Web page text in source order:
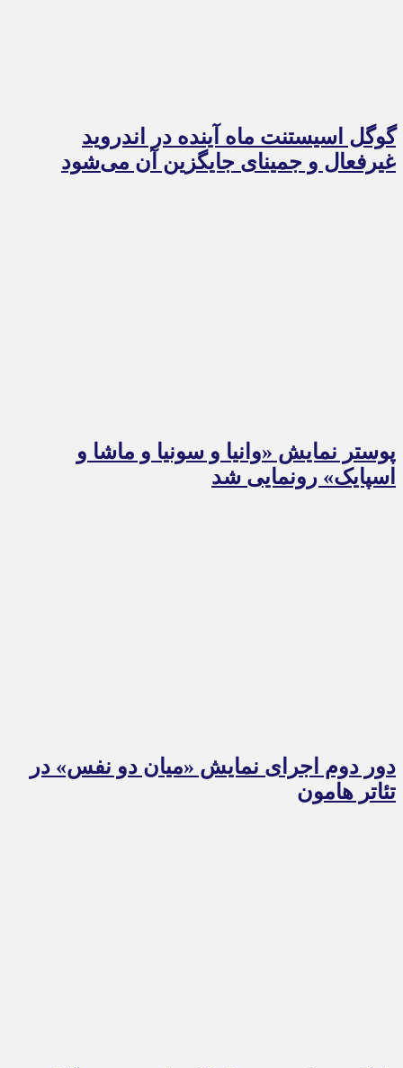
گوگل اسیستنت ماه آینده در اندروید
غیرفعال و جمینای جایگزین آن می‌شود
پوستر نمایش «وانیا و سونیا و ماشا و
اسپایک» رونمایی شد
دور دوم اجرای نمایش «میان دو نفس» در
تئاتر هامون